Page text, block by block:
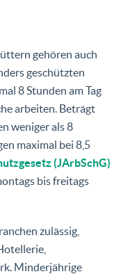
gehören auch
geschützten
8 Stunden am Tag
arbeiten. Beträgt
weniger als 8
maximal bei 8,5
(JArbSchG)
bis freitags
zulässig,
Minderjährige